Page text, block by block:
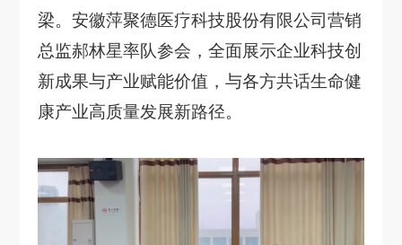
联系我们
梁。安徽萍聚德医疗科技股份有限公司营销
总监郝林星率队参会，全面展示企业科技创
新成果与产业赋能价值，与各方共话生命健
康产业高质量发展新路径。